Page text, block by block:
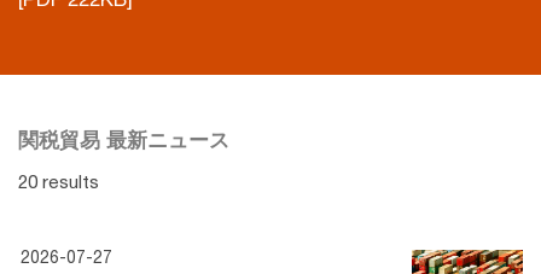
関税貿易 最新ニュース
20 results
2026-07-27